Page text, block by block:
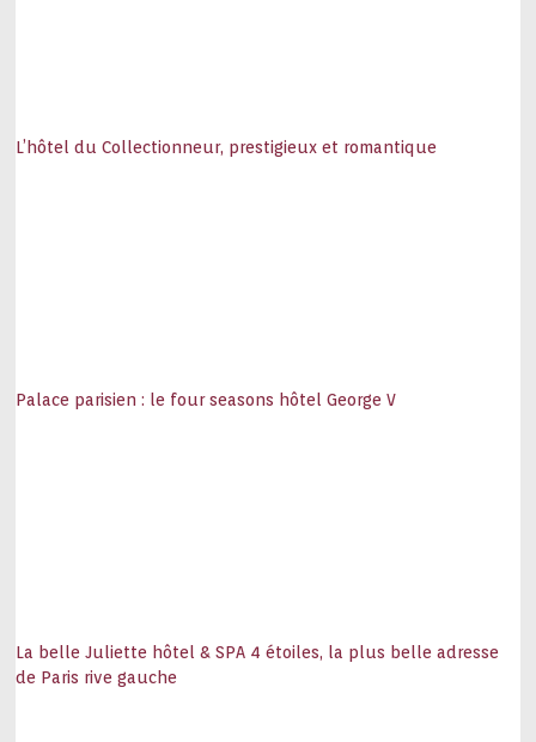
L’hôtel du Collectionneur, prestigieux et romantique
Palace parisien : le four seasons hôtel George V
La belle Juliette hôtel & SPA 4 étoiles, la plus belle adresse
de Paris rive gauche